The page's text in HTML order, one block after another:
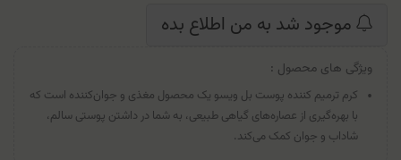
موجود شد به من اطلاع بده
ویژگی های محصول :
کرم ترمیم کننده پوست بل ویسو یک محصول مغذی و جوان‌کننده است که
با بهره‌گیری از عصاره‌های گیاهی طبیعی، به شما در داشتن پوستی سالم،
شاداب و جوان کمک می‌کند.